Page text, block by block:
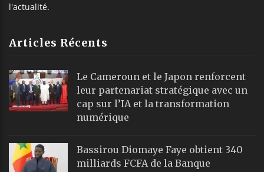
l'actualité.
Articles Récents
Le Cameroun et le Japon renforcent
leur partenariat stratégique avec un
cap sur l’IA et la transformation
numérique
Bassirou Diomaye Faye obtient 340
milliards FCFA de la Banque